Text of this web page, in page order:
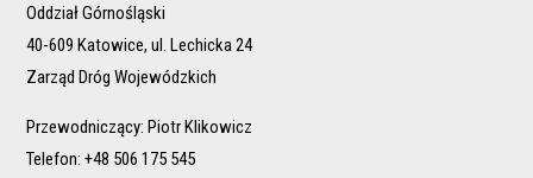
Oddział Górnośląski
40-609 Katowice, ul. Lechicka 24
Zarząd Dróg Wojewódzkich
Przewodniczący: Piotr Klikowicz
Telefon: +48 506 175 545